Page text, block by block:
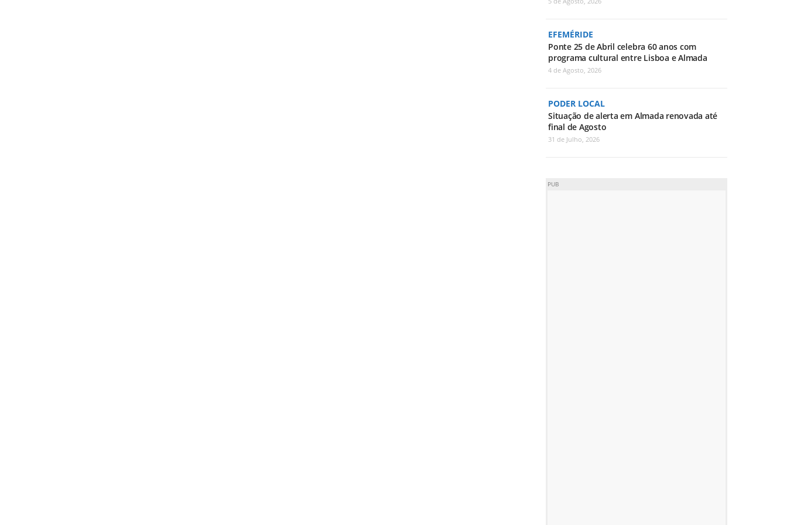
EFEMÉRIDE
Ponte 25 de Abril celebra 60 anos com
programa cultural entre Lisboa e Almada
4 de Agosto, 2026
PODER LOCAL
Situação de alerta em Almada renovada até
final de Agosto
31 de Julho, 2026
PUB